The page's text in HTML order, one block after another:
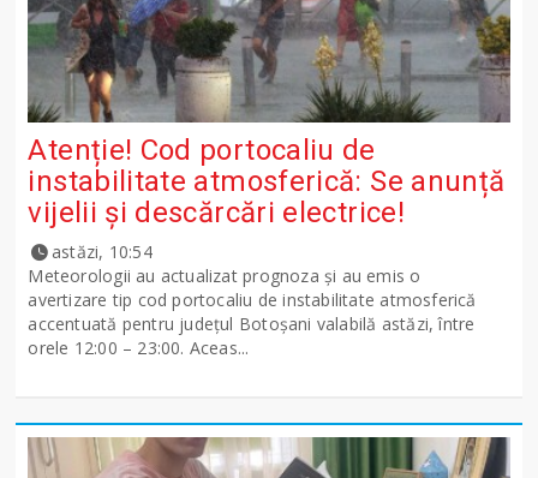
Atenție! Cod portocaliu de
instabilitate atmosferică: Se anunță
vijelii și descărcări electrice!
astăzi, 10:54
Meteorologii au actualizat prognoza și au emis o
avertizare tip cod portocaliu de instabilitate atmosferică
accentuată pentru județul Botoșani valabilă astăzi, între
orele 12:00 – 23:00. Aceas...